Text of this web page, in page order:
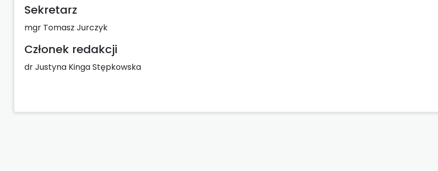
Sekretarz
mgr Tomasz Jurczyk
Członek redakcji
dr Justyna Kinga Stępkowska